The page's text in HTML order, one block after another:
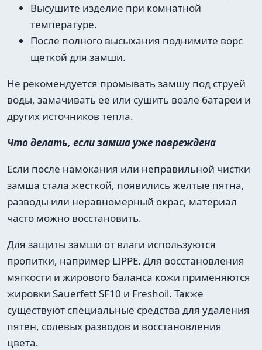
Высушите изделие при комнатной
температуре.
После полного высыхания поднимите ворс
щеткой для замши.
Не рекомендуется промывать замшу под струей
воды, замачивать ее или сушить возле батареи и
других источников тепла.
Что делать, если замша уже повреждена
Если после намокания или неправильной чистки
замша стала жесткой, появились желтые пятна,
разводы или неравномерный окрас, материал
часто можно восстановить.
Для защиты замши от влаги используются
пропитки, например LIPPE. Для восстановления
мягкости и жирового баланса кожи применяются
жировки Sauerfett SF10 и Freshoil. Также
существуют специальные средства для удаления
пятен, солевых разводов и восстановления
цвета.